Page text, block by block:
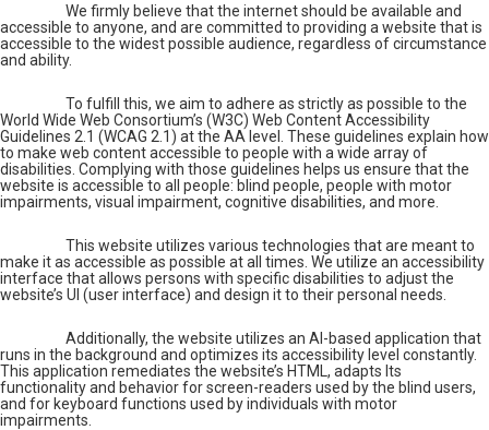
We firmly believe that the internet should be available and
accessible to anyone, and are committed to providing a website that is
accessible to the widest possible audience, regardless of circumstance
and ability.
To fulfill this, we aim to adhere as strictly as possible to the
World Wide Web Consortium’s (W3C) Web Content Accessibility
Guidelines 2.1 (WCAG 2.1) at the AA level. These guidelines explain how
to make web content accessible to people with a wide array of
disabilities. Complying with those guidelines helps us ensure that the
website is accessible to all people: blind people, people with motor
impairments, visual impairment, cognitive disabilities, and more.
This website utilizes various technologies that are meant to
make it as accessible as possible at all times. We utilize an accessibility
interface that allows persons with specific disabilities to adjust the
website’s UI (user interface) and design it to their personal needs.
Additionally, the website utilizes an AI-based application that
runs in the background and optimizes its accessibility level constantly.
This application remediates the website’s HTML, adapts Its
functionality and behavior for screen-readers used by the blind users,
and for keyboard functions used by individuals with motor
impairments.